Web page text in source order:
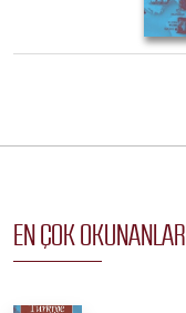
EN ÇOK OKUNANLAR